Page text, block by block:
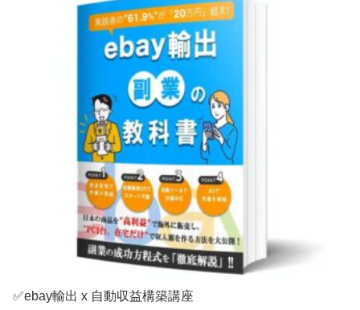
✅ebay輸出 x 自動収益構築講座